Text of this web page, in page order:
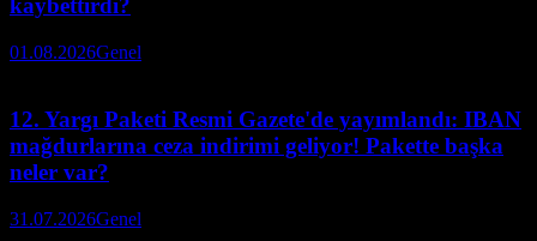
kaybettirdi?
01.08.2026Genel
12. Yargı Paketi Resmi Gazete'de yayımlandı: IBAN
mağdurlarına ceza indirimi geliyor! Pakette başka
neler var?
31.07.2026Genel